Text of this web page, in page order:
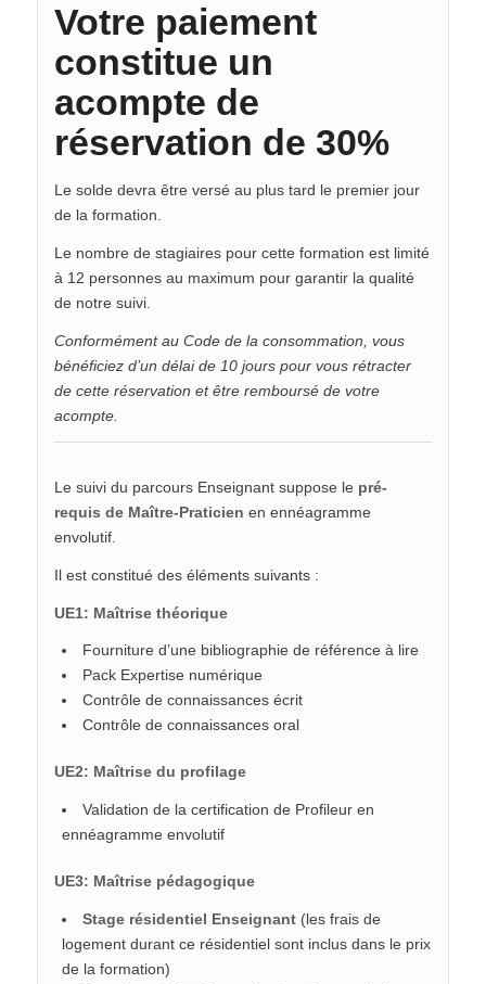
Votre paiement
constitue un
acompte de
réservation de 30%
Le solde devra être versé au plus tard le premier jour
de la formation.
Le nombre de stagiaires pour cette formation est limité
à 12 personnes au maximum pour garantir la qualité
de notre suivi.
Conformément au Code de la consommation, vous
bénéficiez d’un délai de 10 jours pour vous rétracter
de cette réservation et être remboursé de votre
acompte.
Le suivi du parcours Enseignant suppose le pré-
requis de Maître-Praticien en ennéagramme
envolutif.
Il est constitué des éléments suivants :
UE1: Maîtrise théorique
Fourniture d’une bibliographie de référence à lire
Pack Expertise numérique
Contrôle de connaissances écrit
Contrôle de connaissances oral
UE2: Maîtrise du profilage
Validation de la certification de Profileur en
ennéagramme envolutif
UE3: Maîtrise pédagogique
Stage résidentiel Enseignant(les frais de
logement durant ce résidentiel sont inclus dans le prix
de la formation)